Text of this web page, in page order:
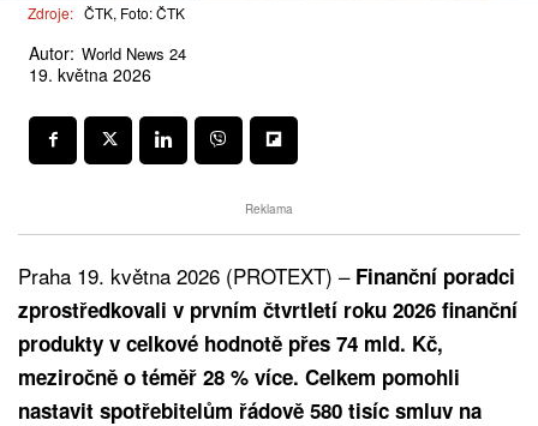
Zdroje: ČTK, Foto: ČTK
Autor: World News 24
19. května 2026
Reklama
Praha 19. května 2026 (PROTEXT) – Finanční poradci
zprostředkovali v prvním čtvrtletí roku 2026 finanční
produkty v celkové hodnotě přes 74 mld. Kč,
meziročně o téměř 28 % více. Celkem pomohli
nastavit spotřebitelům řádově 580 tisíc smluv na